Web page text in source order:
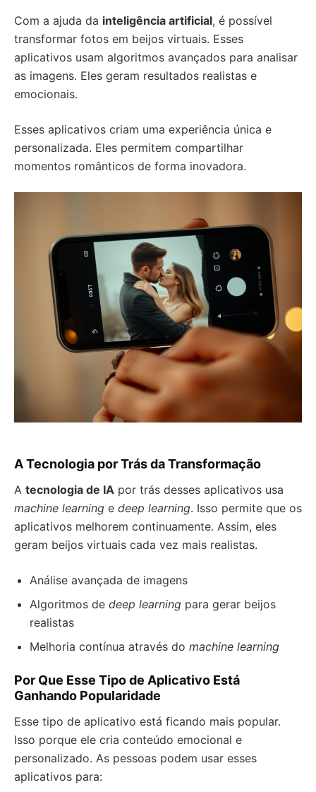
Com a ajuda da inteligência artificial, é possível
transformar fotos em beijos virtuais. Esses
aplicativos usam algoritmos avançados para analisar
as imagens. Eles geram resultados realistas e
emocionais.
Esses aplicativos criam uma experiência única e
personalizada. Eles permitem compartilhar
momentos românticos de forma inovadora.
A Tecnologia por Trás da Transformação
A tecnologia de IA por trás desses aplicativos usa
machine learning e deep learning. Isso permite que os
aplicativos melhorem continuamente. Assim, eles
geram beijos virtuais cada vez mais realistas.
Análise avançada de imagens
Algoritmos de deep learning para gerar beijos
realistas
Melhoria contínua através do machine learning
Por Que Esse Tipo de Aplicativo Está
Ganhando Popularidade
Esse tipo de aplicativo está ficando mais popular.
Isso porque ele cria conteúdo emocional e
personalizado. As pessoas podem usar esses
aplicativos para: